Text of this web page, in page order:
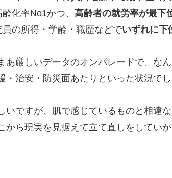
化率No1かつ、 高齢者の就労率が最下
員の所得・学齢・職歴などでいずれに下
あ厳しいデータのオンパレードで、な
・治安・防災面あたりといった状況でし
いですが、肌で感じているものと相違
から現実を見据えて立て直しをしていか